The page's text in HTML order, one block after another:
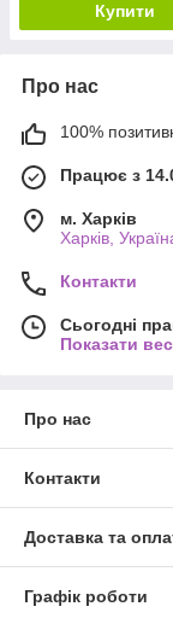
Купити
Про нас
100%
Працює з
м. Харків
Харків,
Контакти
Сьогодні
Показати
Про нас
Контакти
Доставка та
Графік роботи